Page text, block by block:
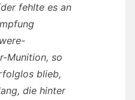
fehlte es an
Munition, so
blieb,
die hinter